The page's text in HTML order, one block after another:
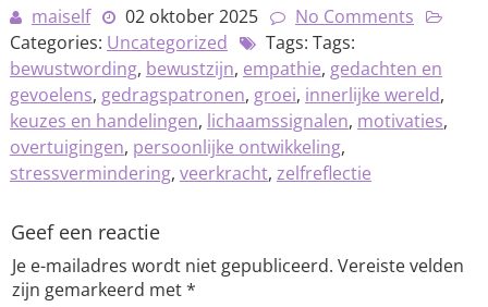
maiself
02 oktober 2025
No Comments
Categories: Uncategorized
Tags: Tags:
bewustwording, bewustzijn, empathie, gedachten en
gevoelens, gedragspatronen, groei, innerlijke wereld,
keuzes en handelingen, lichaamssignalen, motivaties,
overtuigingen, persoonlijke ontwikkeling,
stressvermindering, veerkracht, zelfreflectie
Geef een reactie
Je e-mailadres wordt niet gepubliceerd. Vereiste velden
zijn gemarkeerd met*